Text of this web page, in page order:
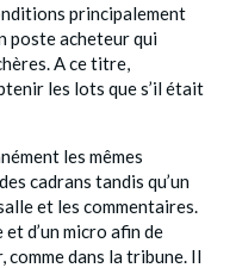
principalement
poste acheteur qui
A ce titre,
les lots que s’il était
les mêmes
cadrans tandis qu’un
et les commentaires.
d’un micro afin de
dans la tribune. Il